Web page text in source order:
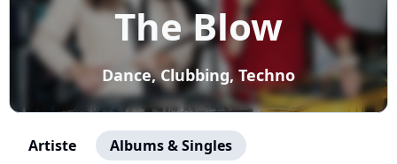
The Blow
Dance, Clubbing, Techno
Artiste Albums & Singles